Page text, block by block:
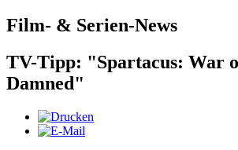
Film- & Serien-News
TV-Tipp: "Spartacus: War
Damned"